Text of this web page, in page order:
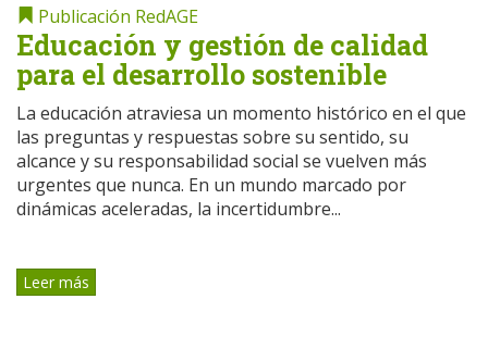
Publicación RedAGE
Educación y gestión de calidad
para el desarrollo sostenible
La educación atraviesa un momento histórico en el que
las preguntas y respuestas sobre su sentido, su
alcance y su responsabilidad social se vuelven más
urgentes que nunca. En un mundo marcado por
dinámicas aceleradas, la incertidumbre...
Leer más